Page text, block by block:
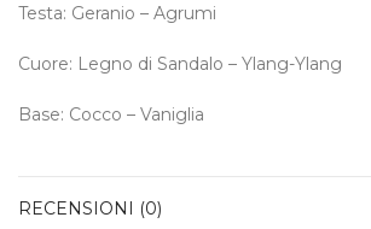
Testa: Geranio – Agrumi
Cuore: Legno di Sandalo – Ylang-Ylang
Base: Cocco – Vaniglia
RECENSIONI (0)